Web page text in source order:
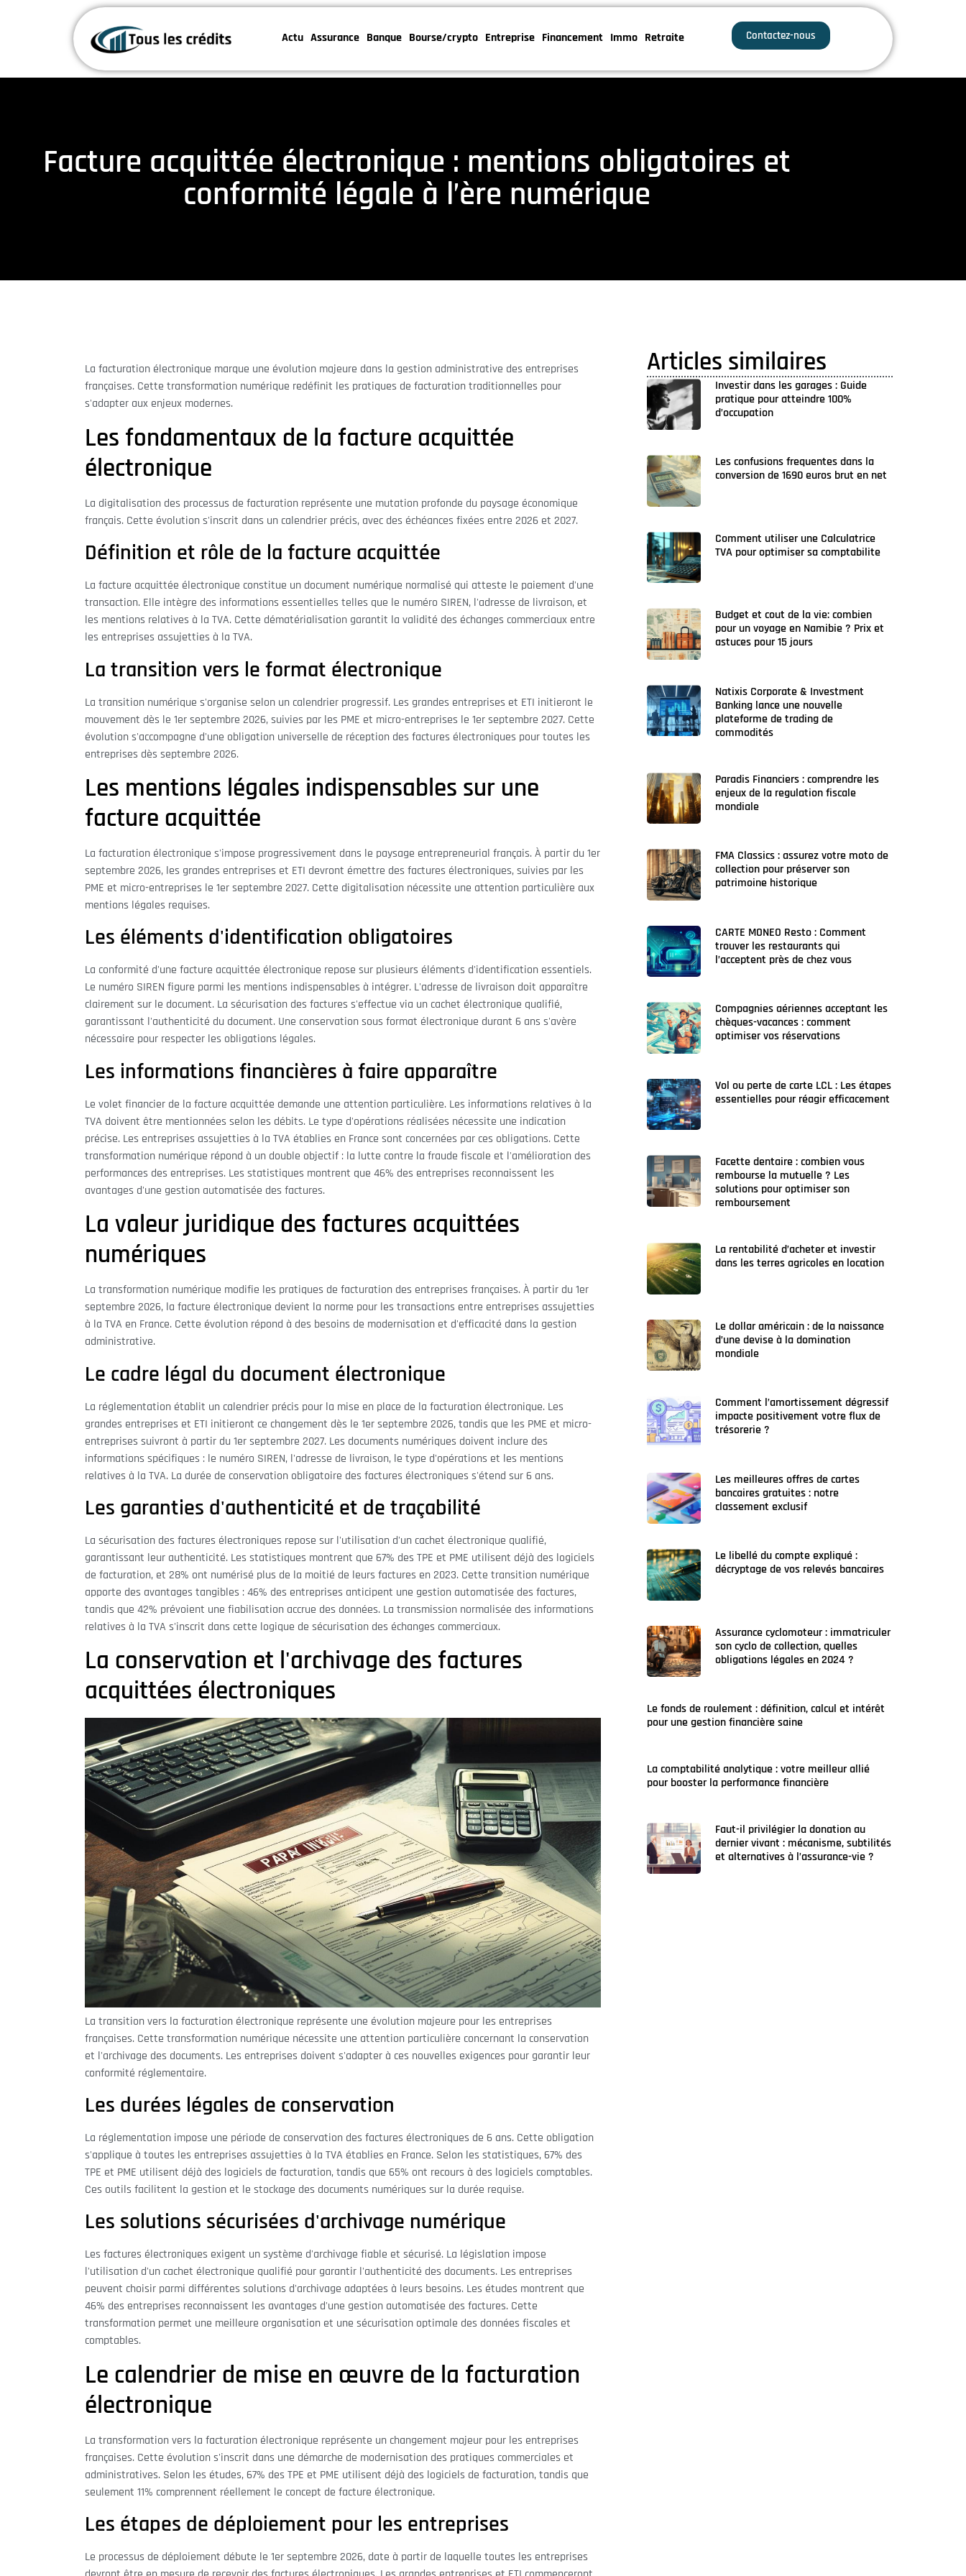
Actu Assurance Banque Bourse/crypto Entreprise Financement Immo Retraite Contactez-nous
Facture acquittée électronique : mentions obligatoires et
conformité légale à l’ère numérique
La facturation électronique marque une évolution majeure dans la gestion administrative des entreprises
françaises. Cette transformation numérique redéfinit les pratiques de facturation traditionnelles pour
s'adapter aux enjeux modernes.
Les fondamentaux de la facture acquittée
électronique
La digitalisation des processus de facturation représente une mutation profonde du paysage économique
français. Cette évolution s'inscrit dans un calendrier précis, avec des échéances fixées entre 2026 et 2027.
Définition et rôle de la facture acquittée
La facture acquittée électronique constitue un document numérique normalisé qui atteste le paiement d'une
transaction. Elle intègre des informations essentielles telles que le numéro SIREN, l'adresse de livraison, et
les mentions relatives à la TVA. Cette dématérialisation garantit la validité des échanges commerciaux entre
les entreprises assujetties à la TVA.
La transition vers le format électronique
La transition numérique s'organise selon un calendrier progressif. Les grandes entreprises et ETI initieront le
mouvement dès le 1er septembre 2026, suivies par les PME et micro-entreprises le 1er septembre 2027. Cette
évolution s'accompagne d'une obligation universelle de réception des factures électroniques pour toutes les
entreprises dès septembre 2026.
Les mentions légales indispensables sur une
facture acquittée
La facturation électronique s'impose progressivement dans le paysage entrepreneurial français. À partir du 1er
septembre 2026, les grandes entreprises et ETI devront émettre des factures électroniques, suivies par les
PME et micro-entreprises le 1er septembre 2027. Cette digitalisation nécessite une attention particulière aux
mentions légales requises.
Les éléments d'identification obligatoires
La conformité d'une facture acquittée électronique repose sur plusieurs éléments d'identification essentiels.
Le numéro SIREN figure parmi les mentions indispensables à intégrer. L'adresse de livraison doit apparaître
clairement sur le document. La sécurisation des factures s'effectue via un cachet électronique qualifié,
garantissant l'authenticité du document. Une conservation sous format électronique durant 6 ans s'avère
nécessaire pour respecter les obligations légales.
Les informations financières à faire apparaître
Le volet financier de la facture acquittée demande une attention particulière. Les informations relatives à la
TVA doivent être mentionnées selon les débits. Le type d'opérations réalisées nécessite une indication
précise. Les entreprises assujetties à la TVA établies en France sont concernées par ces obligations. Cette
transformation numérique répond à un double objectif : la lutte contre la fraude fiscale et l'amélioration des
performances des entreprises. Les statistiques montrent que 46% des entreprises reconnaissent les
avantages d'une gestion automatisée des factures.
La valeur juridique des factures acquittées
numériques
La transformation numérique modifie les pratiques de facturation des entreprises françaises. À partir du 1er
septembre 2026, la facture électronique devient la norme pour les transactions entre entreprises assujetties
à la TVA en France. Cette évolution répond à des besoins de modernisation et d'efficacité dans la gestion
administrative.
Le cadre légal du document électronique
La réglementation établit un calendrier précis pour la mise en place de la facturation électronique. Les
grandes entreprises et ETI initieront ce changement dès le 1er septembre 2026, tandis que les PME et micro-
entreprises suivront à partir du 1er septembre 2027. Les documents numériques doivent inclure des
informations spécifiques : le numéro SIREN, l'adresse de livraison, le type d'opérations et les mentions
relatives à la TVA. La durée de conservation obligatoire des factures électroniques s'étend sur 6 ans.
Les garanties d'authenticité et de traçabilité
La sécurisation des factures électroniques repose sur l'utilisation d'un cachet électronique qualifié,
garantissant leur authenticité. Les statistiques montrent que 67% des TPE et PME utilisent déjà des logiciels
de facturation, et 28% ont numérisé plus de la moitié de leurs factures en 2023. Cette transition numérique
apporte des avantages tangibles : 46% des entreprises anticipent une gestion automatisée des factures,
tandis que 42% prévoient une fiabilisation accrue des données. La transmission normalisée des informations
relatives à la TVA s'inscrit dans cette logique de sécurisation des échanges commerciaux.
La conservation et l'archivage des factures
acquittées électroniques
La transition vers la facturation électronique représente une évolution majeure pour les entreprises
françaises. Cette transformation numérique nécessite une attention particulière concernant la conservation
et l'archivage des documents. Les entreprises doivent s'adapter à ces nouvelles exigences pour garantir leur
conformité réglementaire.
Les durées légales de conservation
La réglementation impose une période de conservation des factures électroniques de 6 ans. Cette obligation
s'applique à toutes les entreprises assujetties à la TVA établies en France. Selon les statistiques, 67% des
TPE et PME utilisent déjà des logiciels de facturation, tandis que 65% ont recours à des logiciels comptables.
Ces outils facilitent la gestion et le stockage des documents numériques sur la durée requise.
Les solutions sécurisées d'archivage numérique
Les factures électroniques exigent un système d'archivage fiable et sécurisé. La législation impose
l'utilisation d'un cachet électronique qualifié pour garantir l'authenticité des documents. Les entreprises
peuvent choisir parmi différentes solutions d'archivage adaptées à leurs besoins. Les études montrent que
46% des entreprises reconnaissent les avantages d'une gestion automatisée des factures. Cette
transformation permet une meilleure organisation et une sécurisation optimale des données fiscales et
comptables.
Le calendrier de mise en œuvre de la facturation
électronique
La transformation vers la facturation électronique représente un changement majeur pour les entreprises
françaises. Cette évolution s'inscrit dans une démarche de modernisation des pratiques commerciales et
administratives. Selon les études, 67% des TPE et PME utilisent déjà des logiciels de facturation, tandis que
seulement 11% comprennent réellement le concept de facture électronique.
Les étapes de déploiement pour les entreprises
Le processus de déploiement débute le 1er septembre 2026, date à partir de laquelle toutes les entreprises
Articles similaires
Investir dans les garages : Guide
pratique pour atteindre 100%
d’occupation
Les confusions frequentes dans la
conversion de 1690 euros brut en net
Comment utiliser une Calculatrice
TVA pour optimiser sa comptabilite
Budget et cout de la vie: combien
pour un voyage en Namibie ? Prix et
astuces pour 15 jours
Natixis Corporate & Investment
Banking lance une nouvelle
plateforme de trading de
commodités
Paradis Financiers : comprendre les
enjeux de la regulation fiscale
mondiale
FMA Classics : assurez votre moto de
collection pour préserver son
patrimoine historique
CARTE MONEO Resto : Comment
trouver les restaurants qui
l’acceptent près de chez vous
Compagnies aériennes acceptant les
chèques-vacances : comment
optimiser vos réservations
Vol ou perte de carte LCL : Les étapes
essentielles pour réagir efficacement
Facette dentaire : combien vous
rembourse la mutuelle ? Les
solutions pour optimiser son
remboursement
La rentabilité d’acheter et investir
dans les terres agricoles en location
Le dollar américain : de la naissance
d’une devise à la domination
mondiale
Comment l’amortissement dégressif
impacte positivement votre flux de
trésorerie ?
Les meilleures offres de cartes
bancaires gratuites : notre
classement exclusif
Le libellé du compte expliqué :
décryptage de vos relevés bancaires
Assurance cyclomoteur : immatriculer
son cyclo de collection, quelles
obligations légales en 2024 ?
Le fonds de roulement : définition, calcul et intérêt
pour une gestion financière saine
La comptabilité analytique : votre meilleur allié
pour booster la performance financière
Faut-il privilégier la donation au
dernier vivant : mécanisme, subtilités
et alternatives à l’assurance-vie ?